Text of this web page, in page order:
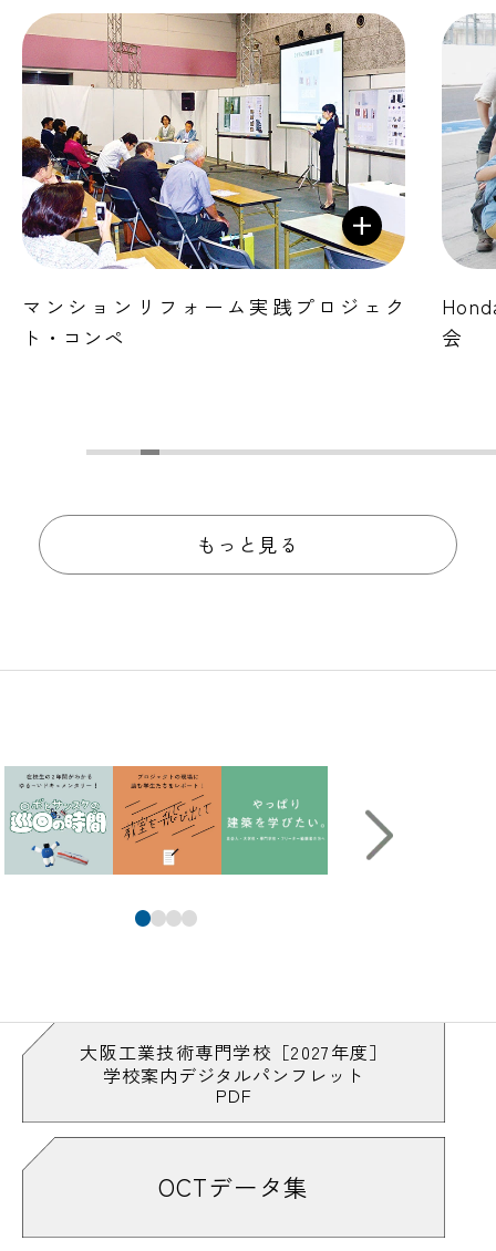
マンションリフォーム実践プロジェク
ト・コンペ
会
もっと見る
大阪工業技術専門学校［2027年度］
学校案内デジタルパンフレット
PDF
OCTデータ集